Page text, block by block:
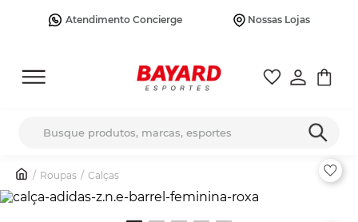
Atendimento Concierge Nossas Lojas
Roupas Calças